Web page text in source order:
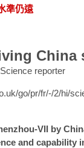
準仍遠
China
reporter
go/pr/fr/-/2/hi/
VII by
and capability